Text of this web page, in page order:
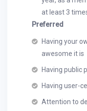
at least 3
Preferred
Having your
awesome it is
Having public
Having user-
Attention to